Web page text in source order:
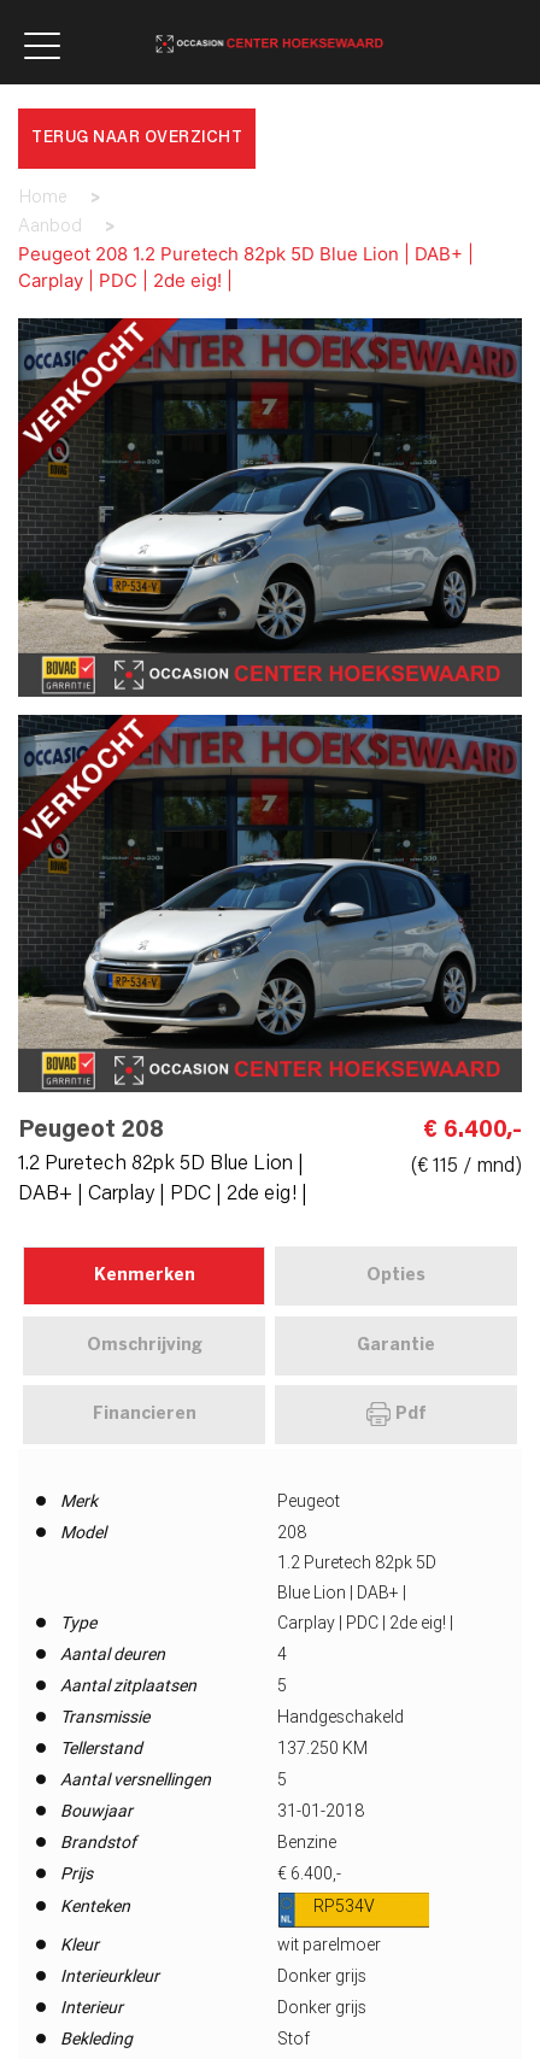
TERUG NAAR OVERZICHT
Home
>
Aanbod
>
Peugeot 208 1.2 Puretech 82pk 5D Blue Lion | DAB+ |
Carplay | PDC | 2de eig! |
Peugeot 208
1.2 Puretech 82pk 5D Blue Lion |
DAB+ | Carplay | PDC | 2de eig! |
€ 6.400,-
(€ 115 / mnd)
Kenmerken Opties
Omschrijving Garantie
Financieren Pdf
Merk
Peugeot
Model
208
Type
1.2 Puretech 82pk 5D
Blue Lion | DAB+ |
Carplay | PDC | 2de eig! |
Aantal deuren
4
Aantal zitplaatsen
5
Transmissie
Handgeschakeld
Tellerstand
137.250 KM
Aantal versnellingen
5
Bouwjaar
31-01-2018
Brandstof
Benzine
Prijs
€ 6.400,-
Kenteken
RP534V
Kleur
wit parelmoer
Interieurkleur
Donker grijs
Interieur
Donker grijs
Bekleding
Stof